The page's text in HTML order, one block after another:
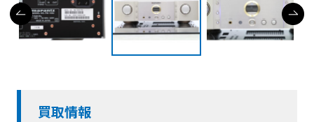
買取情報